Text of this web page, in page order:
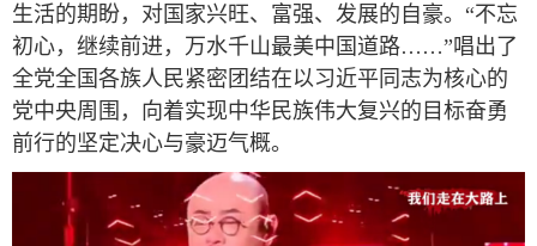
生活的期盼，对国家兴旺、富强、发展的自豪。“不忘
初心，继续前进，万水千山最美中国道路……”唱出了
全党全国各族人民紧密团结在以习近平同志为核心的
党中央周围，向着实现中华民族伟大复兴的目标奋勇
前行的坚定决心与豪迈气概。